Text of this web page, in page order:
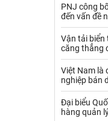
Sữa
Than
Thủy
Vàng
PNJ công
đến vấn đề
Vận tải
căng thẳng
Việt Nam là
nghiệp bán
Đại biểu
hàng quản